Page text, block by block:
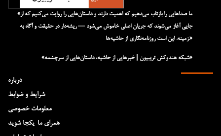
درباره
شرایط و ضوابط
معلومات خصوصی
همرای ما-یکجا شوید
«ما صداهایی را بازتاب می‌دهیم که اهمیت دارند و داستان‌هایی را روایت می‌کنیم که از
جایی آغاز می‌شوند که جریان اصلی خاموش می‌شود — ریشه‌دار در حقیقت و آگاه به
زمینه. این است روزنامه‌نگاری از حاشیه‌ها.»
«شبکه هند‌و‌کش تریبیون | خبرهایی از حاشیه، داستان‌هایی از سرچشمه»